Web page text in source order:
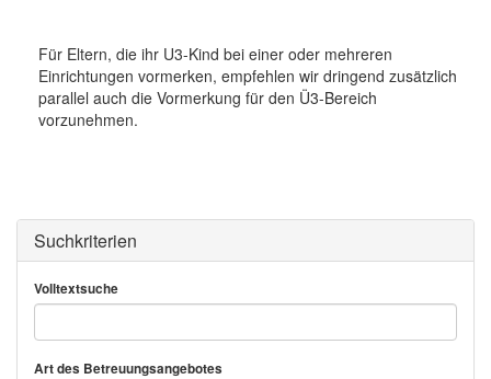
Für Eltern, die ihr U3-Kind bei einer oder mehreren
Einrichtungen vormerken, empfehlen wir dringend zusätzlich
parallel auch die Vormerkung für den Ü3-Bereich
vorzunehmen.
Suchkriterien
Volltextsuche
Art des Betreuungsangebotes